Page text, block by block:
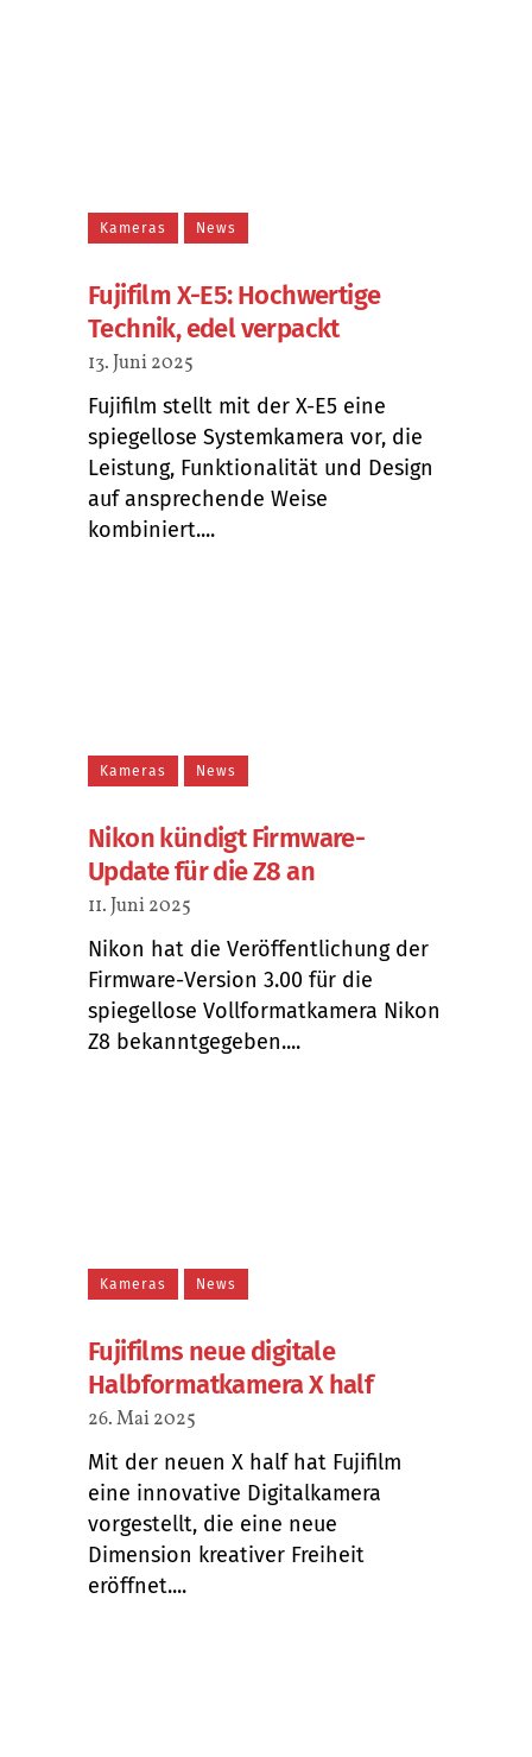
Kameras News
Fujifilm X-E5: Hochwertige
Technik, edel verpackt
13. Juni 2025
Fujifilm stellt mit der X-E5 eine
spiegellose Systemkamera vor, die
Leistung, Funktionalität und Design
auf ansprechende Weise
kombiniert....
Kameras News
Nikon kündigt Firmware-
Update für die Z8 an
11. Juni 2025
Nikon hat die Veröffentlichung der
Firmware-Version 3.00 für die
spiegellose Vollformatkamera Nikon
Z8 bekanntgegeben....
Kameras News
Fujifilms neue digitale
Halbformatkamera X half
26. Mai 2025
Mit der neuen X half hat Fujifilm
eine innovative Digitalkamera
vorgestellt, die eine neue
Dimension kreativer Freiheit
eröffnet....